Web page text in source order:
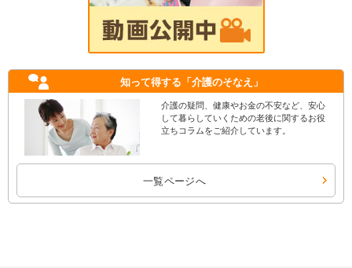
知って得する 「介護のそなえ」
介護の疑問、健康やお金の不安など、安心
して暮らしていくための老後に関するお役
立ちコラムをご紹介しています。
一覧ページへ